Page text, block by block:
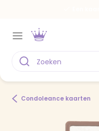
Condoleance kaarten